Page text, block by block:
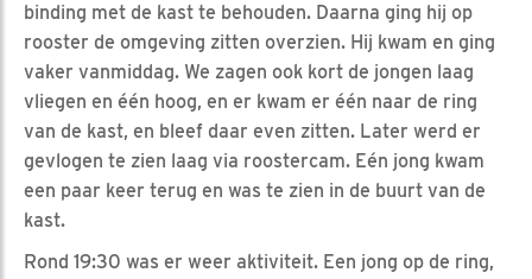
binding met de kast te behouden. Daarna ging hij op
rooster de omgeving zitten overzien. Hij kwam en ging
vaker vanmiddag. We zagen ook kort de jongen laag
vliegen en één hoog, en er kwam er één naar de ring
van de kast, en bleef daar even zitten. Later werd er
gevlogen te zien laag via roostercam. Eén jong kwam
een paar keer terug en was te zien in de buurt van de
kast.
Rond 19:30 was er weer aktiviteit. Een jong op de ring,